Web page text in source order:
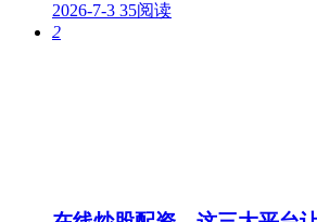
2026-7-3 35阅读
2